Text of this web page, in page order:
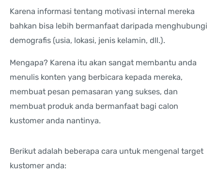
Karena informasi tentang motivasi internal mereka
bahkan bisa lebih bermanfaat daripada menghubungi
demografis (usia, lokasi, jenis kelamin, dll.).
Mengapa? Karena itu akan sangat membantu anda
menulis konten yang berbicara kepada mereka,
membuat pesan pemasaran yang sukses, dan
membuat produk anda bermanfaat bagi calon
kustomer anda nantinya.
Berikut adalah beberapa cara untuk mengenal target
kustomer anda: